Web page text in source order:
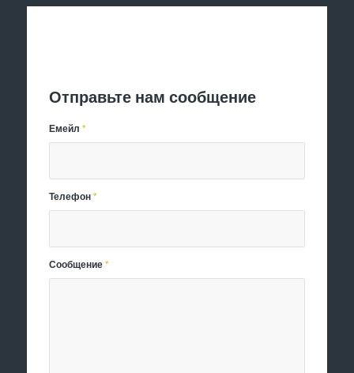
Отправьте нам сообщение
Емейл*
Телефон*
Сообщение*